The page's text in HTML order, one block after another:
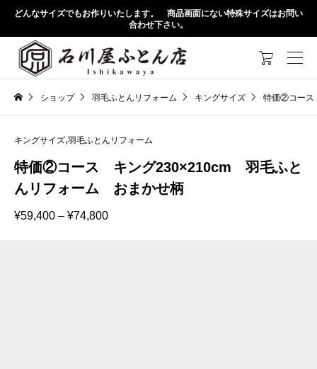
どんなサイズでもお作りいたします。 商品画面にない特殊サイズはお問い
合わせ下さい。

ショップ 羽毛ふとんリフォーム キングサイズ 特価②コー
キングサイズ,羽毛ふとんリフォーム
特価②コース キング230×210cm 羽毛ふと
んリフォーム おまかせ柄
¥59,400 – ¥74,800価